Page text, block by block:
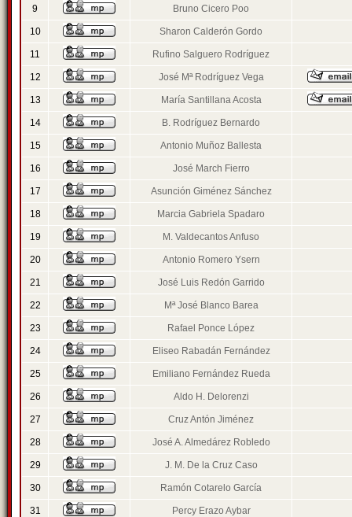
9 Bruno Cicero Poo
10 Sharon Calderón Gordo
11 Rufino Salguero Rodríguez
12 José Mª Rodríguez Vega
13 María Santillana Acosta
14 B. Rodríguez Bernardo
15 Antonio Muñoz Ballesta
16 José March Fierro
17 Asunción Giménez Sánchez
18 Marcia Gabriela Spadaro
19 M. Valdecantos Anfuso
20 Antonio Romero Ysern
21 José Luis Redón Garrido
22 Mª José Blanco Barea
23 Rafael Ponce López
24 Eliseo Rabadán Fernández
25 Emiliano Fernández Rueda
26 Aldo H. Delorenzi
27 Cruz Antón Jiménez
28 José A. Almedárez Robledo
29 J. M. De la Cruz Caso
30 Ramón Cotarelo García
31 Percy Erazo Aybar